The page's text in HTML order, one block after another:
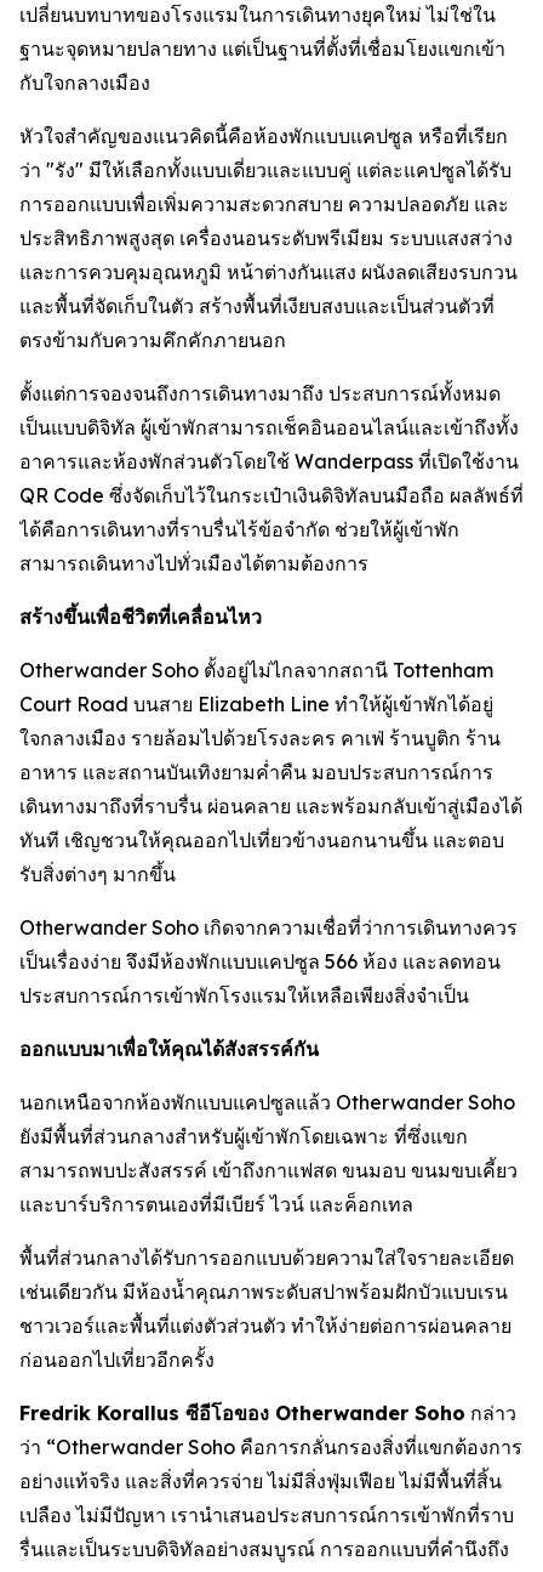
เปลี่ยนบทบาทของโรงแรมในการเดินทางยุคใหม่ ไม่ใช่ใน
ฐานะจุดหมายปลายทาง แต่เป็นฐานที่ตั้งที่เชื่อมโยงแขกเข้า
กับใจกลางเมือง
หัวใจสำคัญของแนวคิดนี้คือห้องพักแบบแคปซูล หรือที่เรียก
ว่า "รัง" มีให้เลือกทั้งแบบเดี่ยวและแบบคู่ แต่ละแคปซูลได้รับ
การออกแบบเพื่อเพิ่มความสะดวกสบาย ความปลอดภัย และ
ประสิทธิภาพสูงสุด เครื่องนอนระดับพรีเมียม ระบบแสงสว่าง
และการควบคุมอุณหภูมิ หน้าต่างกันแสง ผนังลดเสียงรบกวน
และพื้นที่จัดเก็บในตัว สร้างพื้นที่เงียบสงบและเป็นส่วนตัวที่
ตรงข้ามกับความคึกคักภายนอก
ตั้งแต่การจองจนถึงการเดินทางมาถึง ประสบการณ์ทั้งหมด
เป็นแบบดิจิทัล ผู้เข้าพักสามารถเช็คอินออนไลน์และเข้าถึงทั้ง
อาคารและห้องพักส่วนตัวโดยใช้ Wanderpass ที่เปิดใช้งาน
QR Code ซึ่งจัดเก็บไว้ในกระเป๋าเงินดิจิทัลบนมือถือ ผลลัพธ์ที่
ได้คือการเดินทางที่ราบรื่นไร้ข้อจำกัด ช่วยให้ผู้เข้าพัก
สามารถเดินทางไปทั่วเมืองได้ตามต้องการ
สร้างขึ้นเพื่อชีวิตที่เคลื่อนไหว
Otherwander Soho ตั้งอยู่ไม่ไกลจากสถานี Tottenham
Court Road บนสาย Elizabeth Line ทำให้ผู้เข้าพักได้อยู่
ใจกลางเมือง รายล้อมไปด้วยโรงละคร คาเฟ่ ร้านบูติก ร้าน
อาหาร และสถานบันเทิงยามค่ำคืน มอบประสบการณ์การ
เดินทางมาถึงที่ราบรื่น ผ่อนคลาย และพร้อมกลับเข้าสู่เมืองได้
ทันที เชิญชวนให้คุณออกไปเที่ยวข้างนอกนานขึ้น และตอบ
รับสิ่งต่างๆ มากขึ้น
Otherwander Soho เกิดจากความเชื่อที่ว่าการเดินทางควร
เป็นเรื่องง่าย จึงมีห้องพักแบบแคปซูล 566 ห้อง และลดทอน
ประสบการณ์การเข้าพักโรงแรมให้เหลือเพียงสิ่งจำเป็น
ออกแบบมาเพื่อให้คุณได้สังสรรค์กัน
นอกเหนือจากห้องพักแบบแคปซูลแล้ว Otherwander Soho
ยังมีพื้นที่ส่วนกลางสำหรับผู้เข้าพักโดยเฉพาะ ที่ซึ่งแขก
สามารถพบปะสังสรรค์ เข้าถึงกาแฟสด ขนมอบ ขนมขบเคี้ยว
และบาร์บริการตนเองที่มีเบียร์ ไวน์ และค็อกเทล
พื้นที่ส่วนกลางได้รับการออกแบบด้วยความใส่ใจรายละเอียด
เช่นเดียวกัน มีห้องน้ำคุณภาพระดับสปาพร้อมฝักบัวแบบเรน
ชาวเวอร์และพื้นที่แต่งตัวส่วนตัว ทำให้ง่ายต่อการผ่อนคลาย
ก่อนออกไปเที่ยวอีกครั้ง
Fredrik Korallus ซีอีโอของ Otherwander Soho กล่าว
ว่า “Otherwander Soho คือการกลั่นกรองสิ่งที่แขกต้องการ
อย่างแท้จริง และสิ่งที่ควรจ่าย ไม่มีสิ่งฟุ่มเฟือย ไม่มีพื้นที่สิ้น
เปลือง ไม่มีปัญหา เรานำเสนอประสบการณ์การเข้าพักที่ราบ
รื่นและเป็นระบบดิจิทัลอย่างสมบูรณ์ การออกแบบที่คำนึงถึง